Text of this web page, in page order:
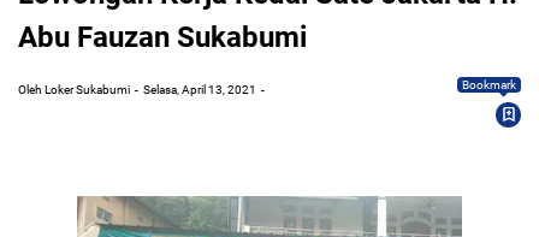
Abu Fauzan Sukabumi
Oleh Loker Sukabumi Selasa, April 13, 2021 Bookmark